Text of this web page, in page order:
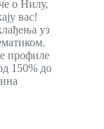
о Нилу,
вас!
уз
профиле
150% до